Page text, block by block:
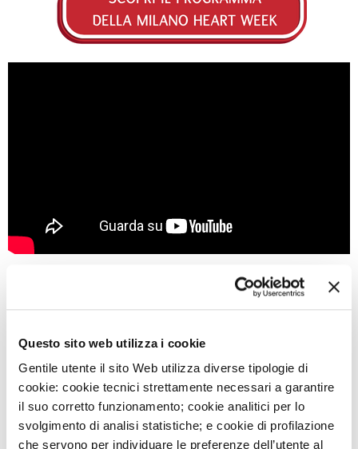
Questo sito web utilizza i cookie
Gentile utente il sito Web utilizza diverse tipologie di
cookie: cookie tecnici strettamente necessari a garantire
il suo corretto funzionamento; cookie analitici per lo
svolgimento di analisi statistiche; e cookie di profilazione
che servono per individuare le preferenze dell’utente al